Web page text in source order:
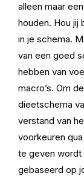
alleen maar
houden. Hou jij
in je schema.
van een goed
hebben van
macro’s. Om
dieetschema
verstand van
voorkeuren
te geven wordt
gebaseerd op